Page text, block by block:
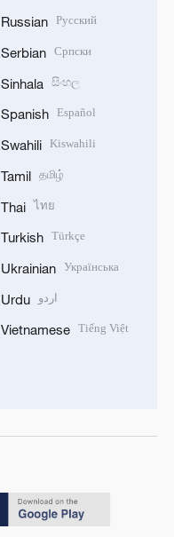
Russian Русский
Serbian Српски
Sinhala සිංහල
Spanish Español
Swahili Kiswahili
Tamil தமிழ்
Thai ไทย
Turkish Türkçe
Ukrainian Українська
Urdu اردو
Vietnamese Tiếng Việt